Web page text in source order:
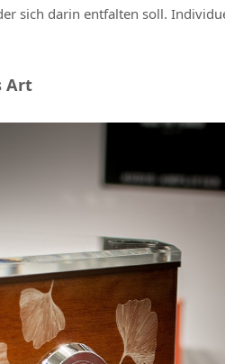
sich darin entfalten soll.
Art